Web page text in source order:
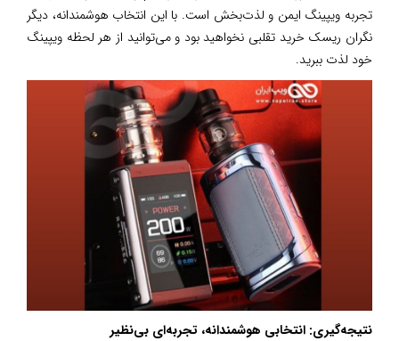
تجربه ویپینگ ایمن و لذت‌بخش است. با این انتخاب هوشمندانه، دیگر
نگران ریسک خرید تقلبی نخواهید بود و می‌توانید از هر لحظه ویپینگ
خود لذت ببرید.
نتیجه‌گیری: انتخابی هوشمندانه، تجربه‌ای بی‌نظیر